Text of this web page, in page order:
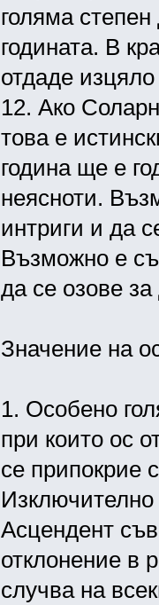
голяма
годината. В
отдаде
12. Ако
това е
година ще е
неясноти.
интриги и да
Възможно е
да се озове
Значение на
1. Особено
при които ос
се припокрие
Асцендент
отклонение в
случва на